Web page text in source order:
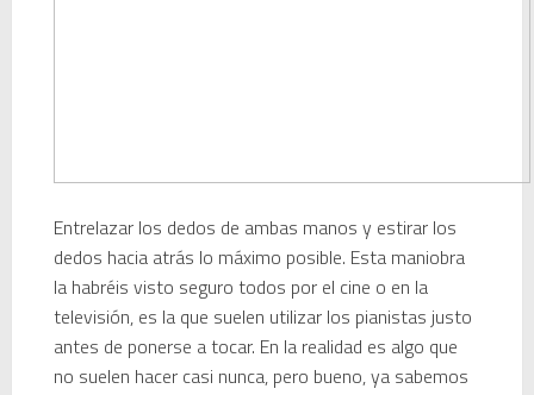
Entrelazar los dedos de ambas manos y estirar los
dedos hacia atrás lo máximo posible. Esta maniobra
la habréis visto seguro todos por el cine o en la
televisión, es la que suelen utilizar los pianistas justo
antes de ponerse a tocar. En la realidad es algo que
no suelen hacer casi nunca, pero bueno, ya sabemos